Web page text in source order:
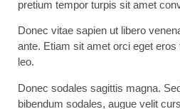
pretium tempor turpis sit amet
Donec vitae sapien ut libero
ante. Etiam sit amet orci eget
leo.
Donec sodales sagittis magna.
bibendum sodales, augue velit